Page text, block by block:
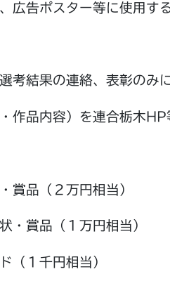
告ポスター等に使用す
考結果の連絡、表彰のみ
作品内容）を連合栃木HP
賞品（２万円相当）
・賞品（１万円相当）
（１千円相当）